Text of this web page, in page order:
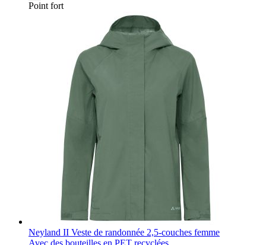
Point fort
Neyland II Veste de randonnée 2,5-couches femme